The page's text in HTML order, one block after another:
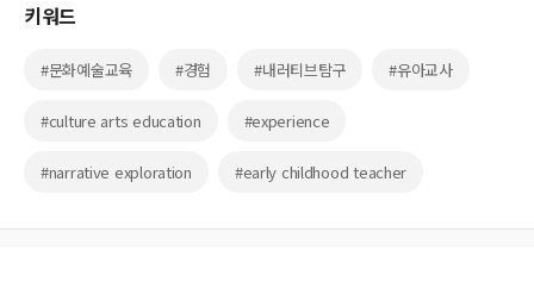
키워드
#문화예술교육 #경험 #내러티브탐구 #유아교사
#culture arts education #experience
#narrative exploration #early childhood teacher